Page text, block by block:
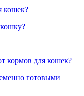
кошек?
кормов для кошек?
готовыми